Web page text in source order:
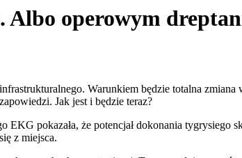
operowym
Warunkiem będzie totalna
Jak jest i będzie teraz?
pokazała, że potencjał dokonania tygrysiego
z miejsca.